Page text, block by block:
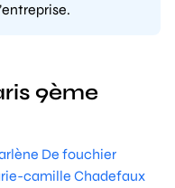
9ème
De fouchier
camille Chadefaux